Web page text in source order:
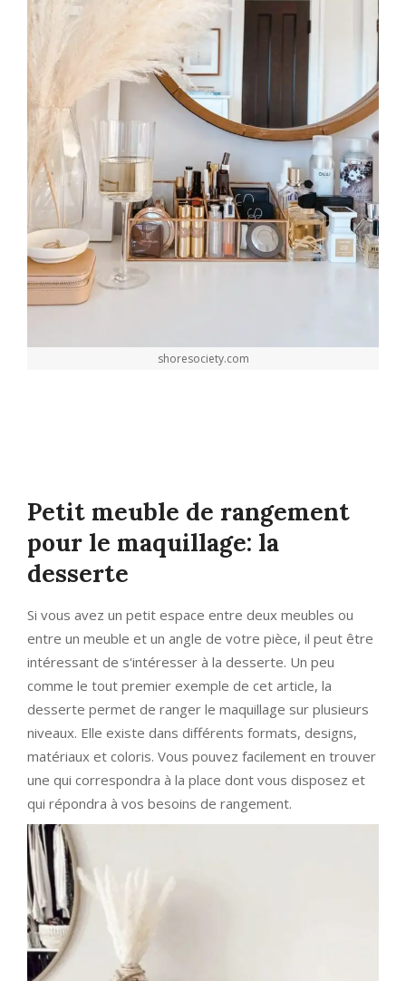
shoresociety.com
Petit meuble de rangement
pour le maquillage: la
desserte
Si vous avez un petit espace entre deux meubles ou
entre un meuble et un angle de votre pièce, il peut être
intéressant de s'intéresser à la desserte. Un peu
comme le tout premier exemple de cet article, la
desserte permet de ranger le maquillage sur plusieurs
niveaux. Elle existe dans différents formats, designs,
matériaux et coloris. Vous pouvez facilement en trouver
une qui correspondra à la place dont vous disposez et
qui répondra à vos besoins de rangement.